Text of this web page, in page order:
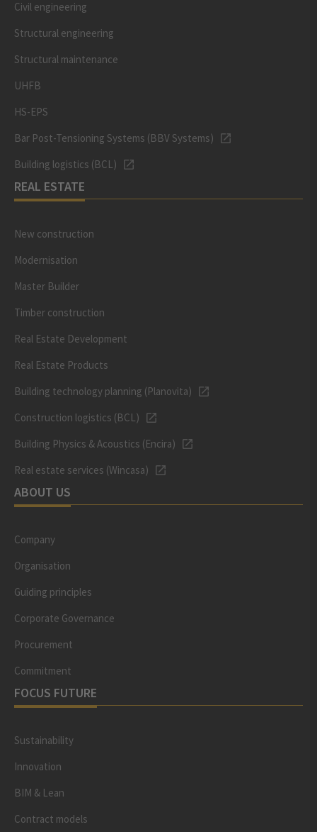
Civil engineering
Structural engineering
Structural maintenance
UHFB
HS-EPS
Bar Post-Tensioning Systems (BBV Systems)
Building logistics (BCL)
REAL ESTATE
New construction
Modernisation
Master Builder
Timber construction
Real Estate Development
Real Estate Products
Building technology planning (Planovita)
Construction logistics (BCL)
Building Physics & Acoustics (Encira)
Real estate services (Wincasa)
ABOUT US
Company
Organisation
Guiding principles
Corporate Governance
Procurement
Commitment
FOCUS FUTURE
Sustainability
Innovation
BIM & Lean
Contract models